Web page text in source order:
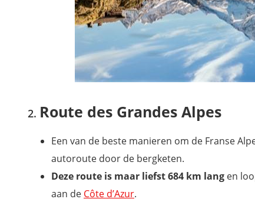
Route des Grandes Alpes
Een van de beste manieren om de Franse
autoroute door de bergketen.
Deze route is maar liefst 684 km lang en
aan de Côte d’Azur.